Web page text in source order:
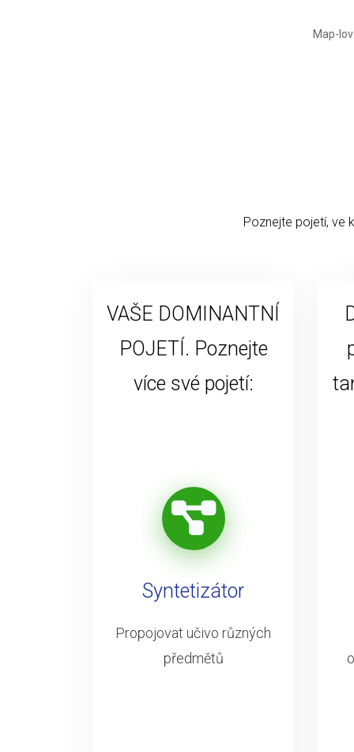
Poznejte pojetí, ve
VAŠE DOMINANTNÍ
POJETÍ. Poznejte
více své pojetí:
Syntetizátor
Propojovat učivo různých
předmětů